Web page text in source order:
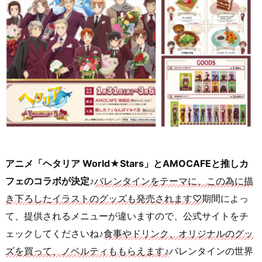
アニメ「ヘタリア World★Stars」とAMOCAFEと推しカ
フェのコラボが決定♪バレンタインをテーマに、この為に描
き下ろしたイラストのグッズも発売されます♡期間によっ
て、提供されるメニューが違いますので、公式サイトをチ
ェックしてくださいね♪食事やドリンク、オリジナルのグッ
ズを買って、ノベルティももらえます♪バレンタインの世界